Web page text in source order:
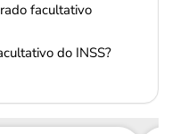
facultativo
do INSS?